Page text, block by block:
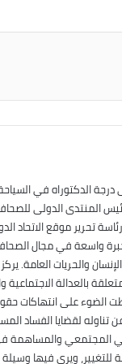
الدكتوراه في
المنتدى الدولى
تحرير موقع الاتحاد
واسعة في مجال
والحريات العامة.
بالعدالة
الضوء على انتهاكات
تناوله لقضايا الفساد
المجتمعي والمساهمة
للتغيير، ويرى فيها